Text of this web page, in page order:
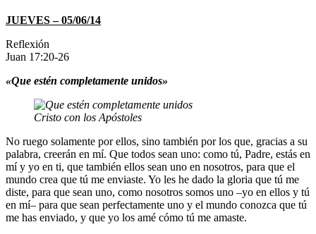
JUEVES – 05/06/14
Reflexión
Juan 17:20-26
«Que estén completamente unidos»
Cristo con los Apóstoles
No ruego solamente por ellos, sino también por los que, gracias a su
palabra, creerán en mí. Que todos sean uno: como tú, Padre, estás en
mí y yo en ti, que también ellos sean uno en nosotros, para que el
mundo crea que tú me enviaste. Yo les he dado la gloria que tú me
diste, para que sean uno, como nosotros somos uno –yo en ellos y tú
en mí– para que sean perfectamente uno y el mundo conozca que tú
me has enviado, y que yo los amé cómo tú me amaste.